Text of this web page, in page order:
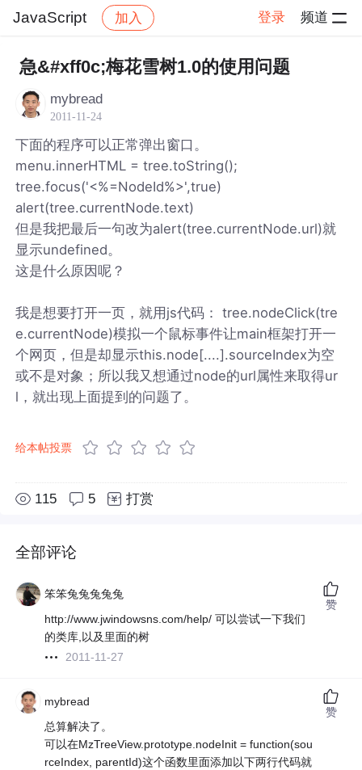
JavaScript 加入 登录 频道
社区 JavaScript 帖子详情
急&#xff0c;梅花雪树1.0的使用问题
mybread
2011-11-24
下面的程序可以正常弹出窗口。
menu.innerHTML = tree.toString();
tree.focus('<%=NodeId%>',true)
alert(tree.currentNode.text)
但是我把最后一句改为alert(tree.currentNode.url)就
显示undefined。
这是什么原因呢？
我是想要打开一页，就用js代码： tree.nodeClick(tre
e.currentNode)模拟一个鼠标事件让main框架打开一
个网页，但是却显示this.node[....].sourceIndex为空
或不是对象；所以我又想通过node的url属性来取得ur
l，就出现上面提到的问题了。
给本帖投票
115 5 打赏
全部评论
笨笨兔兔兔兔兔
http://www.jwindowsns.com/help/ 可以尝试一下我们
的类库,以及里面的树
2011-11-27
赞
mybread
总算解决了。
可以在MzTreeView.prototype.nodeInit = function(sou
rceIndex, parentId)这个函数里面添加以下两行代码就
赞